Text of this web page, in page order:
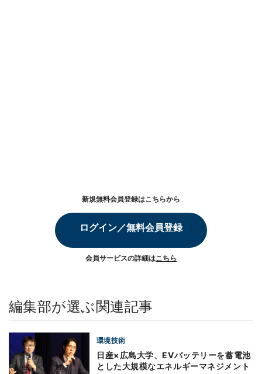
新規無料会員登録はこちらから
ログイン／無料会員登録
会員サービスの詳細はこちら
編集部が選ぶ関連記事
環境技術
日産×広島大学、EVバッテリーを蓄電池
とした大規模なエネルギーマネジメント